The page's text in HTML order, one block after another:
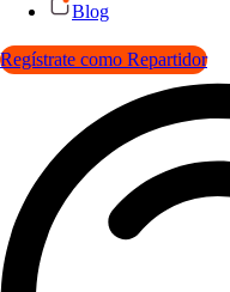
Blog
Regístrate como Repartidor